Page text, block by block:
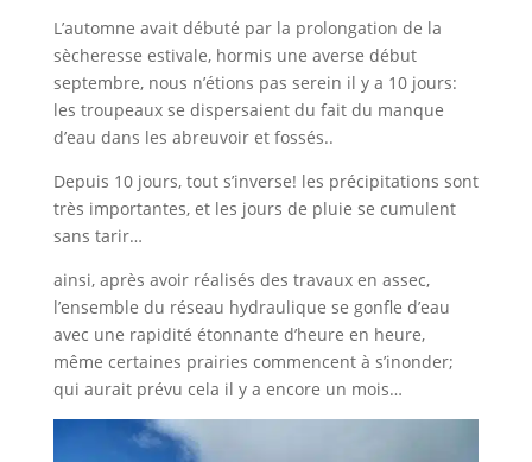
L’automne avait débuté par la prolongation de la
sècheresse estivale, hormis une averse début
septembre, nous n’étions pas serein il y a 10 jours:
les troupeaux se dispersaient du fait du manque
d’eau dans les abreuvoir et fossés..
Depuis 10 jours, tout s’inverse! les précipitations sont
très importantes, et les jours de pluie se cumulent
sans tarir…
ainsi, après avoir réalisés des travaux en assec,
l’ensemble du réseau hydraulique se gonfle d’eau
avec une rapidité étonnante d’heure en heure,
même certaines prairies commencent à s’inonder;
qui aurait prévu cela il y a encore un mois…